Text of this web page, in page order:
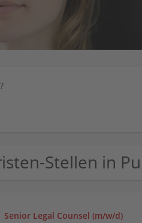
Stellen in
Senior Legal Counsel (m/w/d)